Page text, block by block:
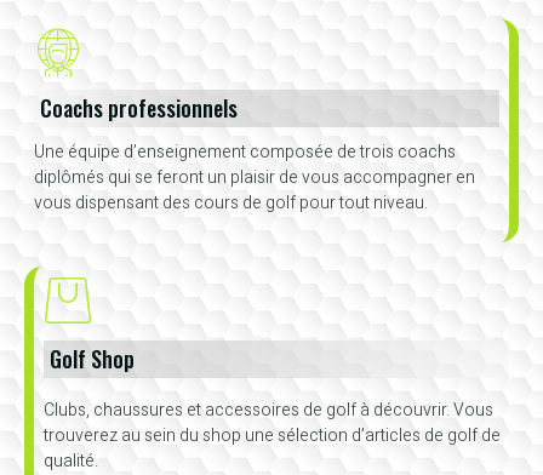
Coachs professionnels
Une équipe d’enseignement composée de trois coachs
diplômés qui se feront un plaisir de vous accompagner en
vous dispensant des cours de golf pour tout niveau.
Golf Shop
Clubs, chaussures et accessoires de golf à découvrir. Vous
trouverez au sein du shop une sélection d’articles de golf de
qualité.